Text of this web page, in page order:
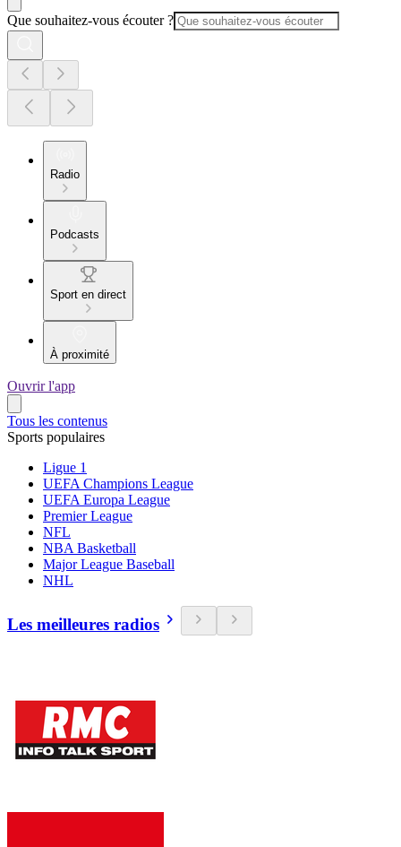
Que souhaitez-vous écouter ?
Radio
Podcasts
Sport en direct
À proximité
Ouvrir l'app
Tous les contenus
Sports populaires
Ligue 1
UEFA Champions League
UEFA Europa League
Premier League
NFL
NBA Basketball
Major League Baseball
NHL
Les meilleures radios